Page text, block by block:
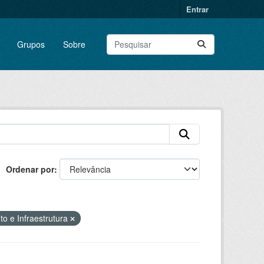
Entrar
Grupos Sobre
Ordenar por
e Infraestrutura